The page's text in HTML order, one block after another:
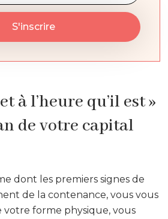
à l’heure qu’il est »
de votre capital
dont les premiers signes de
de la contenance, vous vous
votre forme physique, vous